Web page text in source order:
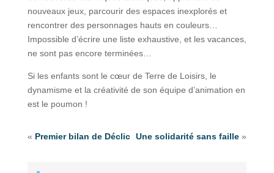
nouveaux jeux, parcourir des espaces inexplorés et
rencontrer des personnages hauts en couleurs…
Impossible d’écrire une liste exhaustive, et les vacances,
ne sont pas encore terminées…
Si les enfants sont le cœur de Terre de Loisirs, le
dynamisme et la créativité de son équipe d’animation en
est le poumon !
« Premier bilan de Déclic Une solidarité sans faille »